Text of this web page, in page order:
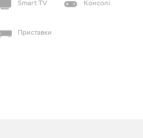
Smart TV Консолі
Приставки